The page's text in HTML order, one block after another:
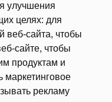
улучшения
целях: для
веб-сайта, чтобы
сайте, чтобы
продуктам и
маркетинговое
рекламу